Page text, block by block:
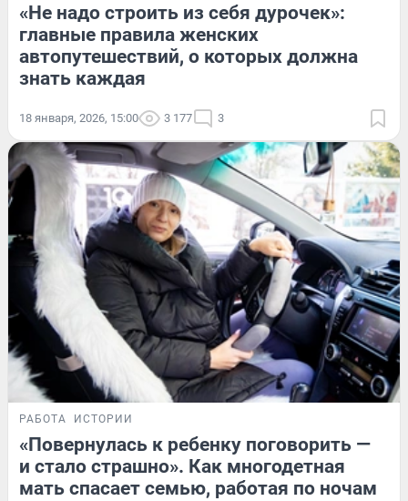
«Не надо строить из себя дурочек»:
главные правила женских
автопутешествий, о которых должна
знать каждая
18 января, 2026, 15:00 3 177 3
РАБОТА ИСТОРИИ
«Повернулась к ребенку поговорить —
и стало страшно». Как многодетная
мать спасает семью, работая по ночам